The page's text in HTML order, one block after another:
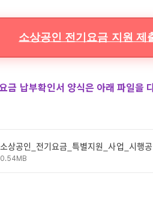
소상공인 전기요금 지원 제
금 납부확인서 양식은 아래 파일을
0.54MB